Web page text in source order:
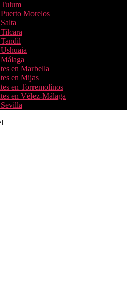
Tulum
Morelos
en Marbella
en Mijas
en Torremolinos
en Vélez-Málaga